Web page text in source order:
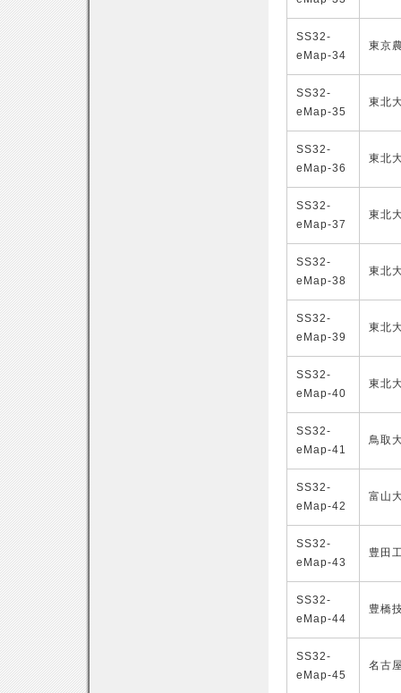
SS32-
eMap-34
東京
SS32-
eMap-35
東北
SS32-
eMap-36
東北
SS32-
eMap-37
東北
SS32-
eMap-38
東北
SS32-
eMap-39
東北
SS32-
eMap-40
東北
SS32-
eMap-41
鳥取
SS32-
eMap-42
富山
SS32-
eMap-43
豊田
SS32-
eMap-44
豊橋
SS32-
eMap-45
名古